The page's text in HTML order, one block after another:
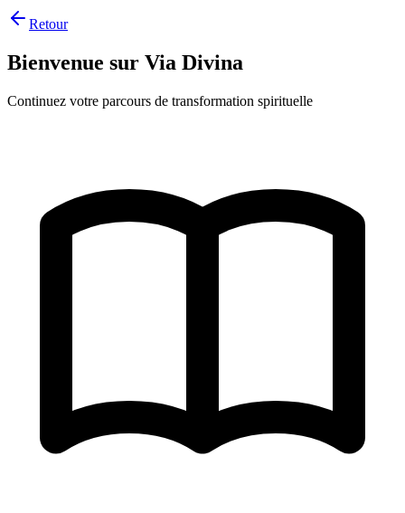
Retour
Bienvenue sur Via Divina
Continuez votre parcours de transformation spirituelle